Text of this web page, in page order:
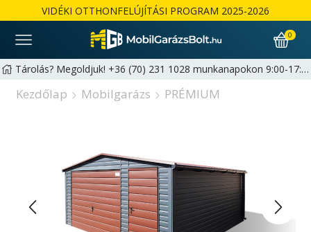
VIDÉKI OTTHONFELÚJÍTÁSI PROGRAM 2025-2026
0
Tárolás? Megoldjuk! +36 (70) 231 1028 munkanapokon 9:00-17:00 | hello@mobilgarazsbolt.hu
Kezdőlap Mobilgarázs PRÉMIUM